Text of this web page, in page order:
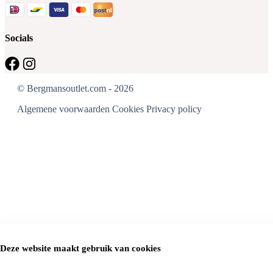
Deze website maakt gebruik van cookies
Socials
© Bergmansoutlet.com - 2026
Algemene voorwaarden Cookies Privacy policy